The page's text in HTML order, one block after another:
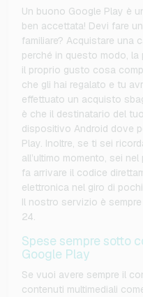
Un buono Google Play è
ben accettata! Devi fare
familiare? Acquistare una
perché in questo modo,
il proprio gusto cosa
che gli hai regalato e tu
effettuato un acquisto
è che il destinatario del
dispositivo Android dove
Play. Inoltre, se ti sei
all’ultimo momento, sei
fa arrivare il codice
elettronica nel giro di
Il nostro servizio è
24.
Spese sempre sotto
Google Play
Se vuoi avere sempre il
contenuti multimediali